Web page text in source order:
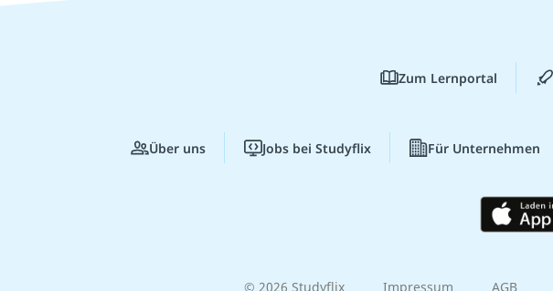
Zum Lernportal
Über uns Jobs bei Studyflix Für Unternehmen
© 2026 Studyflix Impressum AGB